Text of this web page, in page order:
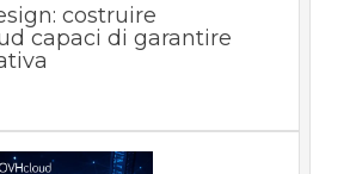
costruire
capaci di garantire